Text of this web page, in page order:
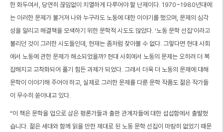
한 화두여서, 당연히 끊임없이 치열하게 다루어야 할 난제이다. 1970~1980년대에
는 이러한 문제가 불거져 나와 누구라도 노동에 대한 이야기를 했으며, 문제의 심각
성을 알리고 해결책을 모색하기 위한 문학적 시도도 많았다. ‘노동 문학 선집’이라고
불리던 것이 그러한 시도들인데, 현재는 좀처럼 찾아볼 수 없다. 그렇다면 현대 사회
에서 노동에 관한 문제가 해소되었을까? 현대 사회에서 노동의 문제는 오히려 더 복
잡해지고 고착화되어 풀기 힘든 과제가 되었다. 그래서 더욱 더 노동의 문제에 대해
문학이 이야기해 주어야 하고, 실제로 그러한 문제를 다룬 문학 작품도 젊은 작가들
이 무수히 쏟아내고 있다.
“이 책은 문학을 업으로 삼은 평론가들과 출판 관계자들에 대한 섭섭함에서 출발했
습니다. 젊은 세대와 함께 읽을 만한 제대로 된 노동 문학 선집이 마땅히 없었기 때문